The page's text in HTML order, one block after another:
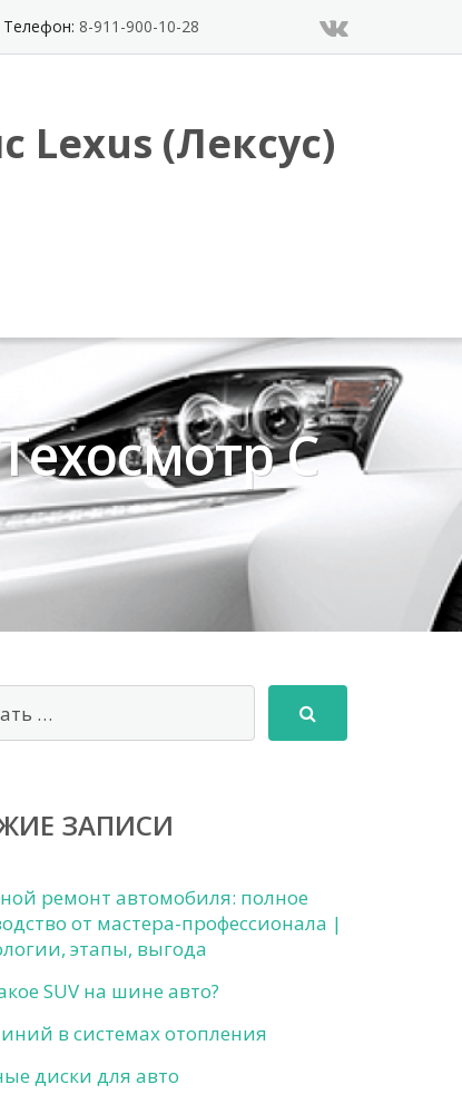
Телефон: 8-911-900-10-28
Lexus (Лексус)
С
ЗАПИСИ
ремонт автомобиля: полное
от мастера-профессионала |
этапы, выгода
SUV на шине авто?
в системах отопления
диски для авто